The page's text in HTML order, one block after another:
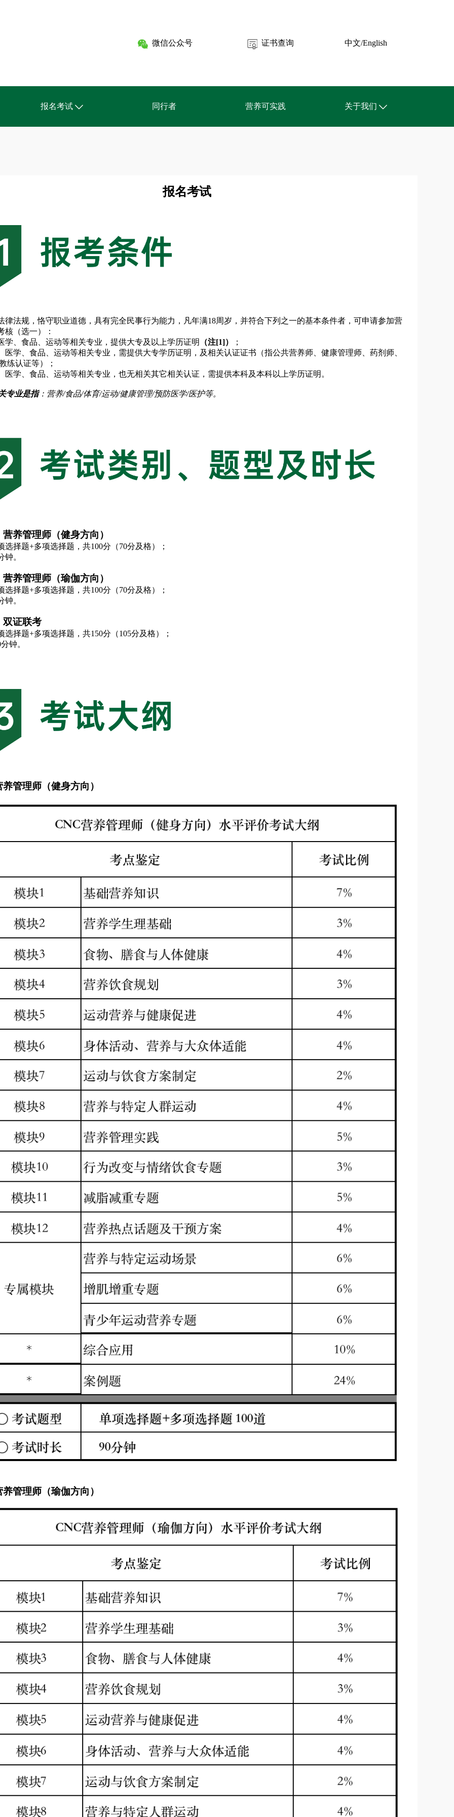
微信公众号 证书查询 中文/English
报名考试 同行者 营养可实践 关于我们
报名考试
律法规，恪守职业道德，具有完全民事行为能力，凡年满18周岁，并符合下列之一的基本条件者，可申请参加营
核（选一）：
学、食品、运动等相关专业，提供大专及以上学历证明
（注[1]）
；
医学、食品、运动等相关专业，需提供大专学历证明，及相关认证证书（指公共营养师、健康管理师、药剂师、
练认证等）；
医学、食品、运动等相关专业，也无相关其它相关认证，需提供本科及本科以上学历证明。
专业是指：营养/食品/体育/运动/健康管理/预防医学/医护等。
养管理师（健身方向）
选择题+多项选择题，共100分（70分及格）；
钟。
养管理师（瑜伽方向）
选择题+多项选择题，共100分（70分及格）；
钟。
双证联考
选择题+多项选择题，共150分（105分及格）；
钟。
管理师（健身方向）
管理师（瑜伽方向）